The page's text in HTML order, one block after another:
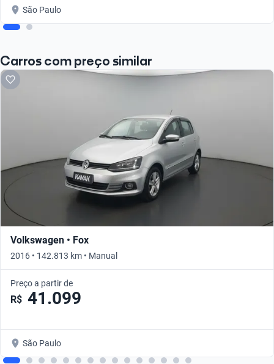
São Paulo
Carros com preço similar
Volkswagen • Fox
2016 • 142.813 km • Manual
Preço a partir de
R$ 41.099
São Paulo